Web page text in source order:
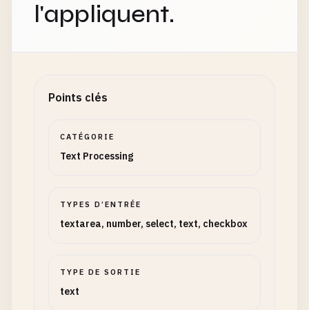
l'appliquent.
Points clés
CATÉGORIE
Text Processing
TYPES D’ENTRÉE
textarea, number, select, text, checkbox
TYPE DE SORTIE
text